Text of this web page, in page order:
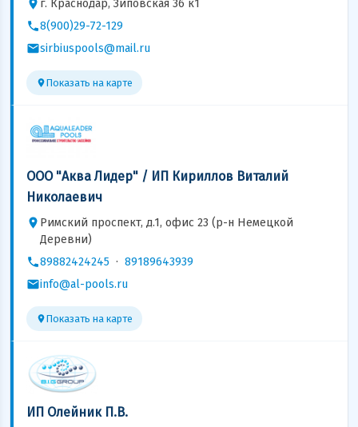
г. Краснодар, Зиповская 36 к1
8(900)29-72-129
sirbiuspools@mail.ru
Показать на карте
ООО "Аква Лидер" / ИП Кириллов Виталий
Николаевич
Римский проспект, д.1, офис 23 (р-н Немецкой
Деревни)
info@al-pools.ru
Показать на карте
ИП Олейник П.В.